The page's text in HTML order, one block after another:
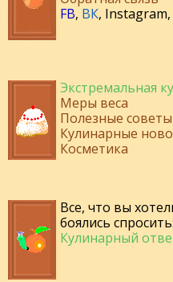
FB, ВК, Instagram,
Экстремальная
Меры веса
Полезные советы
Кулинарные
Косметика
Все, что вы
боялись спросить:
Кулинарный